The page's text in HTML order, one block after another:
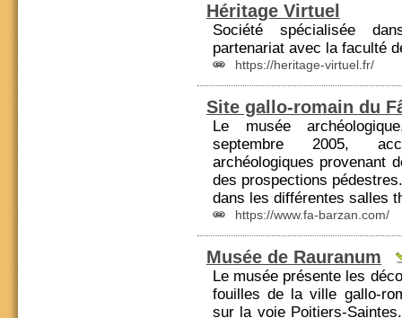
Héritage Virtuel
Société spécialisée
partenariat avec la faculté
https://heritage-virtuel.fr/
Site gallo-romain du
Le musée
septembre 2005,
archéologiques provenant
des prospections
dans les différentes salles
https://www.fa-barzan.com/
Musée de Rauranum
Le musée présente les
fouilles de la ville gallo-
sur la voie Poitiers-Sain